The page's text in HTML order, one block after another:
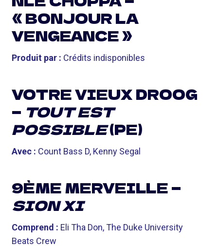
« BONJOUR LA
VENGEANCE »
Produit par : Crédits indisponibles
VOTRE VIEUX DROOG
— TOUT EST
POSSIBLE(PE)
Avec : Count Bass D, Kenny Segal
9ÈME MERVEILLE —
SION XI
Comprend : Eli Tha Don, The Duke University
Beats Crew